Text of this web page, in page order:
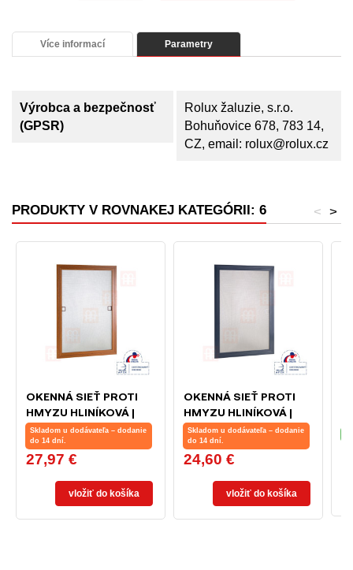
Více informací Parametry
Výrobca a bezpečnosť
(GPSR)
Rolux žaluzie, s.r.o.
Bohuňovice 678, 783 14,
CZ, email: rolux@rolux.cz
PRODUKTY V ROVNAKEJ KATEGÓRII: 6 >
<
OKENNÁ SIEŤ PROTI
HMYZU HLINÍKOVÁ |
ZLATÝ DUB | NA MIERU
Skladom u dodávateľa – dodanie
do 14 dní.
Cena
27,97 €
vložiť do košíka
OKENNÁ SIEŤ PROTI
HMYZU HLINÍKOVÁ |
ANTRACIT | NA MIERU
Skladom u dodávateľa – dodanie
do 14 dní.
Cena
24,60 €
vložiť do košíka